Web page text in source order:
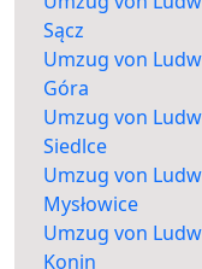
Sącz
Umzug von
Góra
Umzug von
Siedlce
Umzug von
Mysłowice
Umzug von
Konin